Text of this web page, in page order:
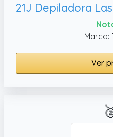
Marca:
Ver